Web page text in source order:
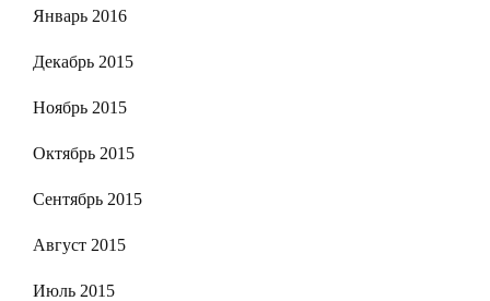
Январь 2016
Декабрь 2015
Ноябрь 2015
Октябрь 2015
Сентябрь 2015
Август 2015
Июль 2015